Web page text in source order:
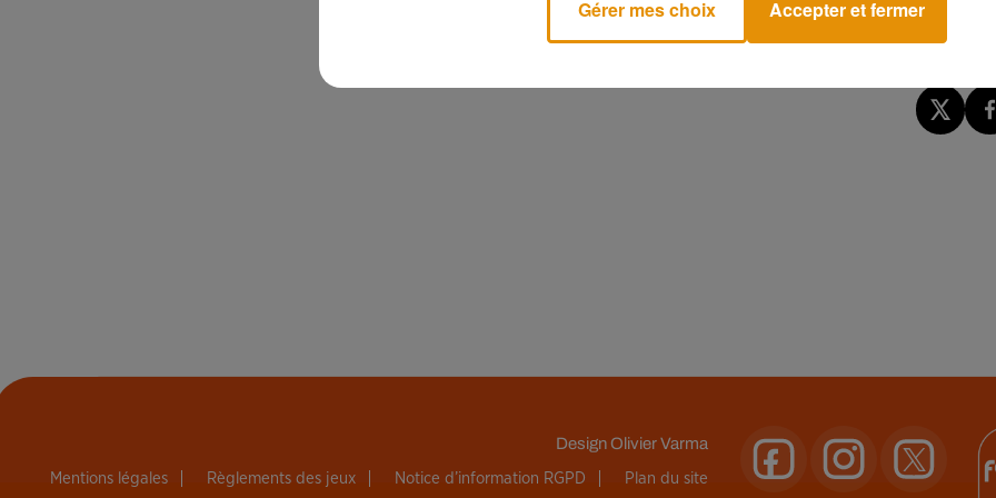
DesignOlivier Varma
Mentions légales Règlements des jeux Notice d’information RGPD Plan du site
Gérer mes choix Accepter et fermer